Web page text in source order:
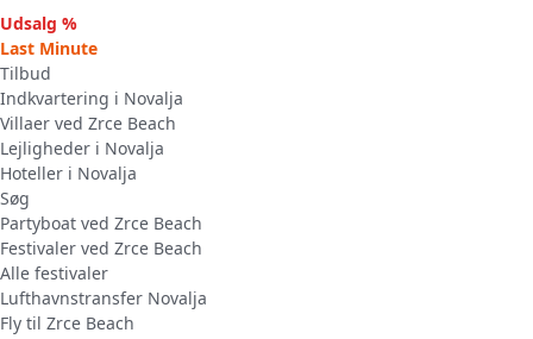
Udsalg %
Last Minute
Tilbud
Indkvartering i Novalja
Villaer ved Zrce Beach
Lejligheder i Novalja
Hoteller i Novalja
Søg
Partyboat ved Zrce Beach
Festivaler ved Zrce Beach
Alle festivaler
Lufthavnstransfer Novalja
Fly til Zrce Beach